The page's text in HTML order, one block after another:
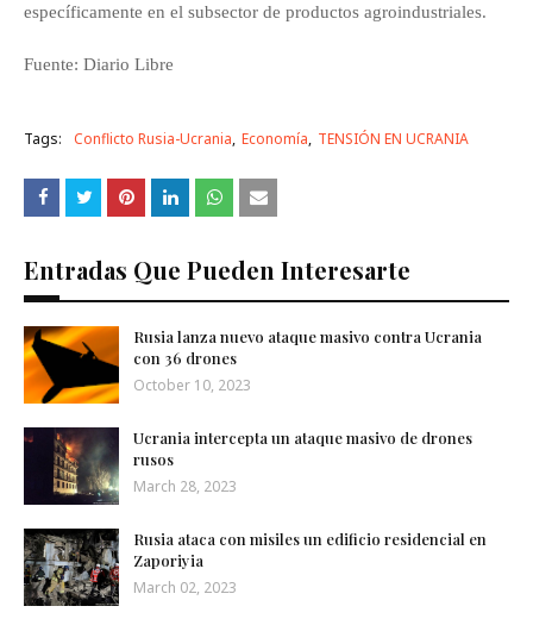
específicamente en el subsector de productos agroindustriales.
Fuente: Diario Libre
Tags: Conflicto Rusia-Ucrania Economía TENSIÓN EN UCRANIA
Entradas Que Pueden Interesarte
Rusia lanza nuevo ataque masivo contra Ucrania
con 36 drones
October 10, 2023
Ucrania intercepta un ataque masivo de drones
rusos
March 28, 2023
Rusia ataca con misiles un edificio residencial en
Zaporiyia
March 02, 2023